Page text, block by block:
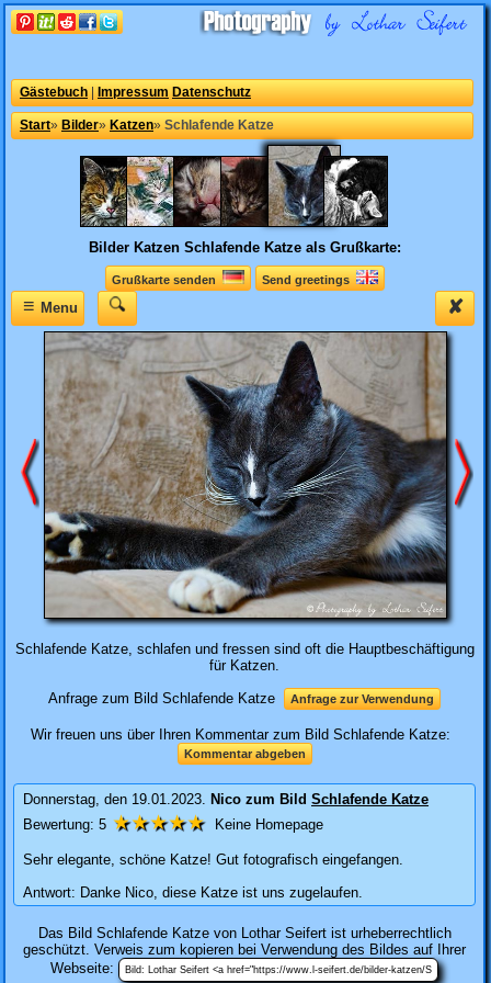
Gästebuch Impressum Datenschutz
Start» Bilder» Katzen» Schlafende Katze
Bilder Katzen Schlafende Katze als Grußkarte:
Grußkarte senden Send greetings
✘
≡Menu
Schlafende Katze, schlafen und fressen sind oft die Hauptbeschäftigung
für Katzen.
Anfrage zum Bild Schlafende Katze
Anfrage zur Verwendung
Wir freuen uns über Ihren Kommentar zum Bild Schlafende Katze:
Kommentar abgeben
Donnerstag, den 19.01.2023. Nico zum Bild Schlafende Katze
Bewertung: 5 ★★★★★ Keine Homepage
Sehr elegante, schöne Katze! Gut fotografisch eingefangen.
Antwort: Danke Nico, diese Katze ist uns zugelaufen.
Das Bild Schlafende Katzevon Lothar Seifert ist urheberrechtlich
geschützt. Verweis zum kopieren bei Verwendung des Bildes auf Ihrer
Webseite: